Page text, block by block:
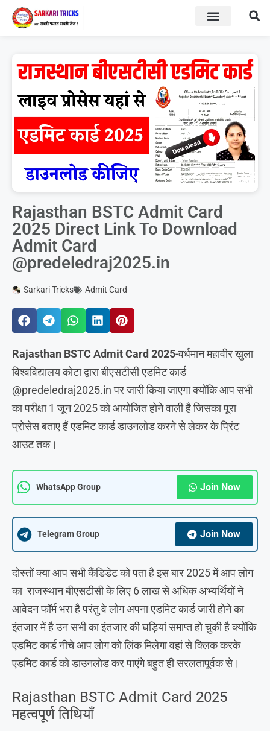
Rajasthan BSTC Admit Card
2025 Direct Link To Download
Admit Card
@predeledraj2025.in
Sarkari Tricks Admit Card
Rajasthan BSTC Admit Card 2025-वर्धमान महावीर खुला
विश्वविद्यालय कोटा द्वारा बीएसटीसी एडमिट कार्ड
@predeledraj2025.in पर जारी किया जाएगा क्योंकि आप सभी
का परीक्षा 1 जून 2025 को आयोजित होने वाली है जिसका पूरा
प्रोसेस बताए हैं एडमिट कार्ड डाउनलोड करने से लेकर के प्रिंट
आउट तक।
WhatsApp Group Join Now
Telegram Group Join Now
दोस्तों क्या आप सभी कैंडिडेट को पता है इस बार 2025 में आप लोग
का राजस्थान बीएसटीसी के लिए 6 लाख से अधिक अभ्यर्थियों ने
आवेदन फॉर्म भरा है परंतु वे लोग अपना एडमिट कार्ड जारी होने का
इंतजार में है उन सभी का इंतजार की घड़ियां समाप्त हो चुकी है क्योंकि
एडमिट कार्ड नीचे आप लोग को लिंक मिलेगा वहां से क्लिक करके
एडमिट कार्ड को डाउनलोड कर पाएंगे बहुत ही सरलतापूर्वक से।
Rajasthan BSTC Admit Card 2025
महत्वपूर्ण तिथियाँ